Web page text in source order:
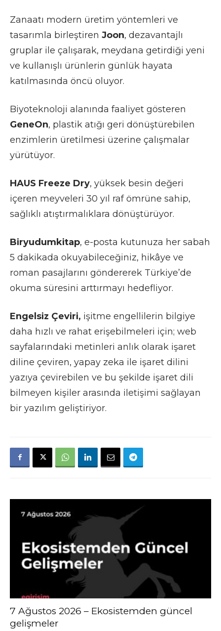
Zanaatı modern üretim yöntemleri ve
tasarımla birleştiren Joon, dezavantajlı
gruplar ile çalışarak, meydana getirdiği yeni
ve kullanışlı ürünlerin günlük hayata
katılmasında öncü oluyor.
Biyoteknoloji alanında faaliyet gösteren
GeneOn, plastik atığı geri dönüştürebilen
enzimlerin üretilmesi üzerine çalışmalar
yürütüyor.
HAUS Freeze Dry, yüksek besin değeri
içeren meyveleri 30 yıl raf ömrüne sahip,
sağlıklı atıştırmalıklara dönüştürüyor.
Biryudumkitap, e-posta kutunuza her sabah
5 dakikada okuyabileceğiniz, hikâye ve
roman pasajlarını göndererek Türkiye’de
okuma süresini arttırmayı hedefliyor.
Engelsiz Çeviri, işitme engellilerin bilgiye
daha hızlı ve rahat erişebilmeleri için; web
sayfalarındaki metinleri anlık olarak işaret
diline çeviren, yapay zeka ile işaret dilini
yazıya çevirebilen ve bu şekilde işaret dili
bilmeyen kişiler arasında iletişimi sağlayan
bir yazılım geliştiriyor.
7 Ağustos 2026 – Ekosistemden güncel
gelişmeler